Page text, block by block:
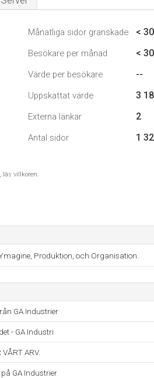
Månatliga sidor granskade <
Besökare per månad <
Värde per besökare --
Uppskattat värde 3
Externa länkar 2
Antal sidor 1
läs villkoren.
Produktion, och Organisation.
GA Industrier
- GA Industri
ARV.
GA Industrier